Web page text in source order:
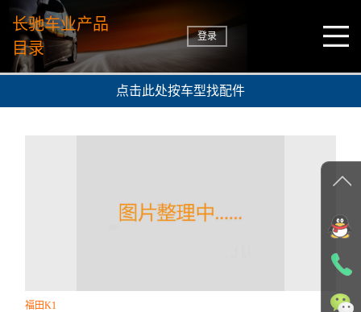
长驰车业产品
目录
登录
点击此处按车型找配件
福田K1